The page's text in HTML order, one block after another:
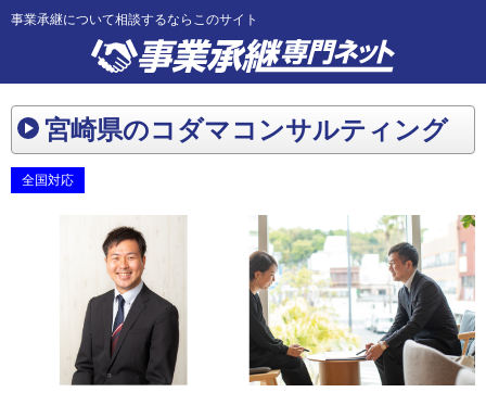
事業承継について相談するならこのサイト
宮崎県のコダマコンサルティング
全国対応